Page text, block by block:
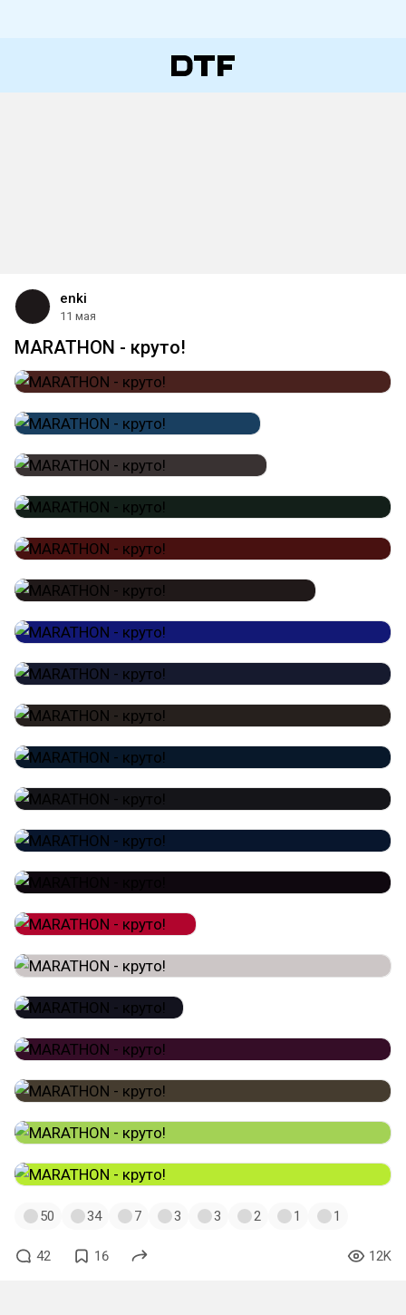
enki
11 мая
MARATHON - круто!
50 34 7 3 3 2 1 1
42 16 12K